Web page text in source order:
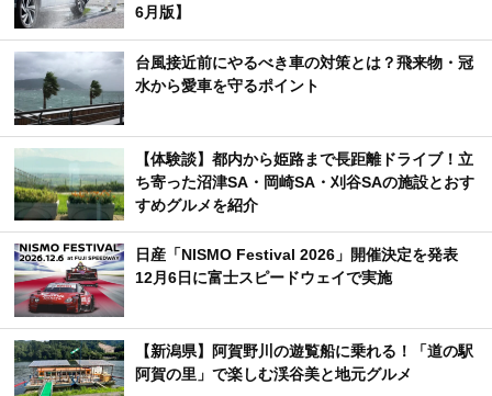
6月版】
台風接近前にやるべき車の対策とは？飛来物・冠
水から愛車を守るポイント
【体験談】都内から姫路まで長距離ドライブ！立
ち寄った沼津SA・岡崎SA・刈谷SAの施設とおす
すめグルメを紹介
日産「NISMO Festival 2026」開催決定を発表
12月6日に富士スピードウェイで実施
【新潟県】阿賀野川の遊覧船に乗れる！「道の駅
阿賀の里」で楽しむ渓谷美と地元グルメ